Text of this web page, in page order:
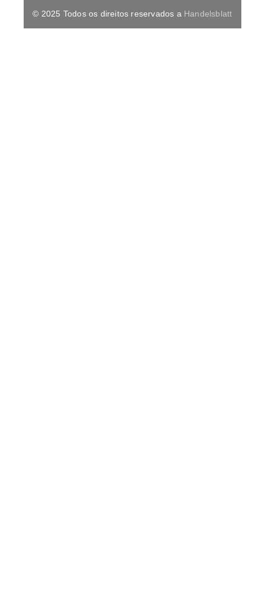
© 2025 Todos os direitos reservados a Handelsblatt